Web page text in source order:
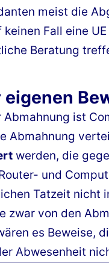
meist die
Fall eine
Beratung
ist
Abmahnung
werden, die
und
Tatzeit nicht
zwar von den
es Beweise,
Abwesenheit